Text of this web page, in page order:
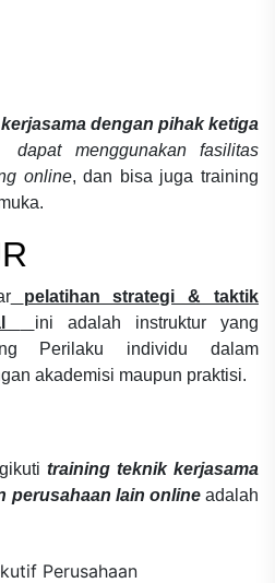
dengan pihak ketiga
dapat menggunakan fasilitas
online, dan bisa juga training
pelatihan strategi & taktik
ini adalah instruktur yang
Perilaku individu dalam
akademisi maupun praktisi.
training teknik kerjasama
perusahaan lain online adalah
Perusahaan